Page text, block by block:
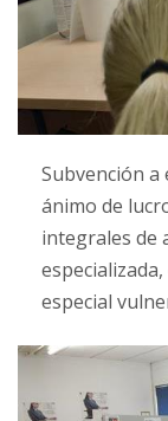
Subvención a
ánimo de
integrales de
especial